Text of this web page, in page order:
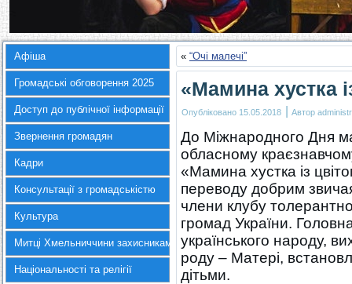
Афіша
Громадські обговорення 2025
Доступ до публічної інформації
Звернення громадян
Кадри
Консультації з громадськістю
Культура
Митці Хмельниччини захисникам України
Національності та релігії
« “Очі малечі”
«Мамина хустка
Опубліковано 15.05.2018 | Автор
До Міжнародного Дня
обласному
«Мамина хустка із
переводу добрим
члени клубу
громад України.
українського народу,
роду – Матері,
дітьми.